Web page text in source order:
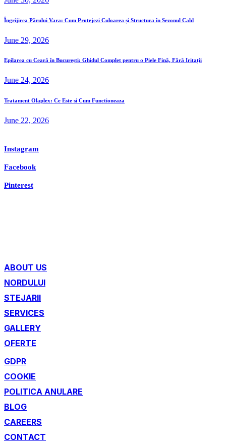
Îngrijirea Părului Vara: Cum Protejezi Culoarea și Structura în Sezonul Cald
June 29, 2026
Epilarea cu Ceară în București: Ghidul Complet pentru o Piele Fină, Fără Iritații
June 24, 2026
Tratament Olaplex: Ce Este si Cum Functioneaza
June 22, 2026
Instagram
Facebook
Pinterest
ABOUT US
NORDULUI
STEJARII
SERVICES
GALLERY
OFERTE
GDPR
COOKIE
POLITICA ANULARE
BLOG
CAREERS
CONTACT